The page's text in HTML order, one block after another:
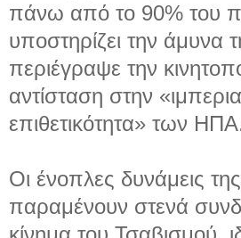
πάνω από το 90% του
υποστηρίζει την άμυνα
περιέγραψε την
αντίσταση στην
επιθετικότητα» των
Οι ένοπλες δυνάμεις
παραμένουν στενά